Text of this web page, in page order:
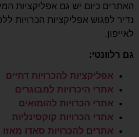
האתרים כיום יש גם אפליקציות
נדיר לפגוש אפליקציות הכרויות
לאייפון.
גם רלוונטי:
אפליקציות להכרויות דתיים
אתרי היכרויות למבוגרים
אתרי הכרויות להומואים
אתרי הכרויות קוקסינליות
אתרים להכרויות סאדו מאזו